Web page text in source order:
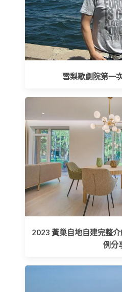
雪梨歌劇院第一
2023 黃巢自地自建完整
例分